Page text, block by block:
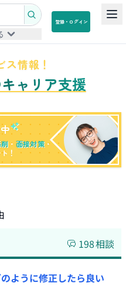
登録・ログイン
ス情報！
ャリア支援
・ 面接対策・
！
198相談
ように修正したら良い